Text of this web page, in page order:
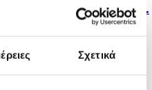
Σχετικά
to continue across...
August 15 public